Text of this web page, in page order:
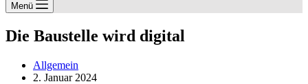
Menü
Die Baustelle wird digital
Allgemein
2. Januar 2024